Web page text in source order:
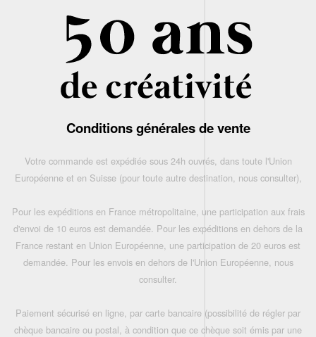
Conditions générales de vente
Votre commande est expédiée sous 24h ouvrés, dans toute l'Union
Européenne et en Suisse (pour toute autre destination, nous consulter),
Pour les expéditions en France métropolitaine, une participation aux frais
d'envoi de 10 euros est demandée. Pour les expéditions en dehors de la
France restant en Union Européenne, une participation de 20 euros est
demandée. Pour les envois en dehors de l'Union Européenne, nous
consulter.
Paiement sécurisé en ligne, par carte bancaire (possibilité de régler par
chèque bancaire ou postal, à condition que ce chèque soit émis par une